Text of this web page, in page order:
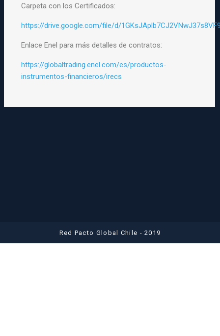
Carpeta con los Certificados:
https://drive.google.com/file/d/
Enlace Enel para más detalles de contratos:
https://globaltrading.enel.com/es/productos-
instrumentos-financieros/irecs
Red Pacto Global Chile - 2019